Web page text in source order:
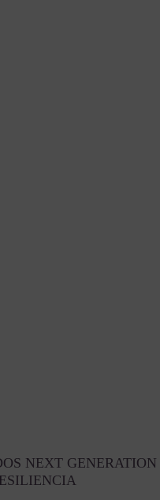
NEXT GENERATION